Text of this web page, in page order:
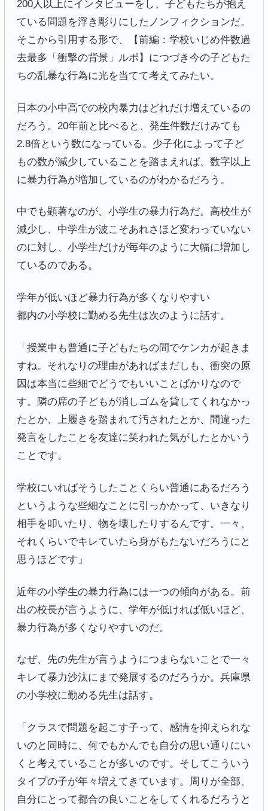
200人以上にインタビューをし、子どもたちが抱え
ている問題を浮き彫りにしたノンフィクションだ。
そこから引用する形で、【前編：学校いじめ件数過
去最多「衝撃の背景」ルポ】につづき今の子どもた
ちの乱暴な行為に光を当てて考えてみたい。
日本の小中高での校内暴力はどれだけ増えているの
だろう。20年前と比べると、発生件数だけみても
2.8倍という数になっている。少子化によって子ど
もの数が減少していることを踏まえれば、数字以上
に暴力行為が増加しているのがわかるだろう。
中でも顕著なのが、小学生の暴力行為だ。高校生が
減少し、中学生が波こそあれさほど変わっていない
のに対し、小学生だけが毎年のように大幅に増加し
ているのである。
学年が低いほど暴力行為が多くなりやすい
都内の小学校に勤める先生は次のように話す。
「授業中も普通に子どもたちの間でケンカが起きま
すね。それなりの理由があればまだしも、衝突の原
因は本当に些細でどうでもいいことばかりなので
す。隣の席の子どもが消しゴムを貸してくれなかっ
たとか、上履きを踏まれて汚されたとか、間違った
発言をしたことを友達に笑われた気がしたとかいう
ことです。
学校にいればそうしたことくらい普通にあるだろう
というような些細なことに引っかかって、いきなり
相手を叩いたり、物を壊したりするんです。一々、
それくらいでキレていたら身がもたないだろうにと
思うほどです」
近年の小学生の暴力行為には一つの傾向がある。前
出の校長が言うように、学年が低ければ低いほど、
暴力行為が多くなりやすいのだ。
なぜ、先の先生が言うようにつまらないことで一々
キレて暴力沙汰にまで発展するのだろうか。兵庫県
の小学校に勤める先生は話す。
「クラスで問題を起こす子って、感情を抑えられな
いのと同時に、何でもかんでも自分の思い通りにい
くと考えていることが多いのです。そしてこういう
タイプの子が年々増えてきています。周りが全部、
自分にとって都合の良いことをしてくれるだろうと